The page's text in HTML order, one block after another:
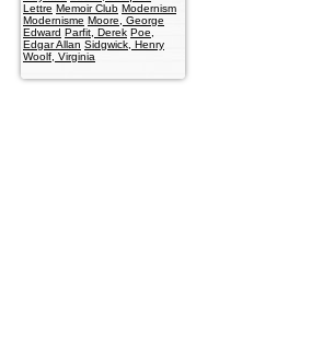
Lettre Memoir Club Modernism
Modernisme Moore, George
Edward Parfit, Derek Poe,
Edgar Allan Sidgwick, Henry
Woolf, Virginia